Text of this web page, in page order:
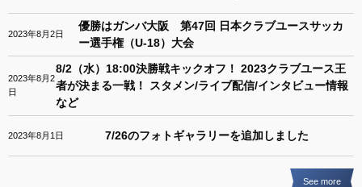
2023年8月2日
優勝はガンバ大阪 第47回 日本クラブユースサッカ
ー選手権（U-18）大会
2023年8月2
日
8/2（水）18:00決勝戦キックオフ！ 2023クラブユース王
者が決まる一戦！ スタメン/ライブ配信/インタビュー情報
など
2023年8月1日 7/26のフォトギャラリーを追加しました
See more